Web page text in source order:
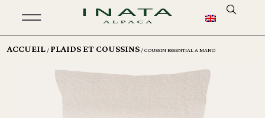
ACCUEIL / PLAIDS ET COUSSINS / COUSSIN ESSENTIAL A MANO